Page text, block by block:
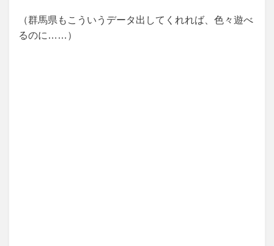
（群馬県もこういうデータ出してくれれば、色々遊べ
るのに……）